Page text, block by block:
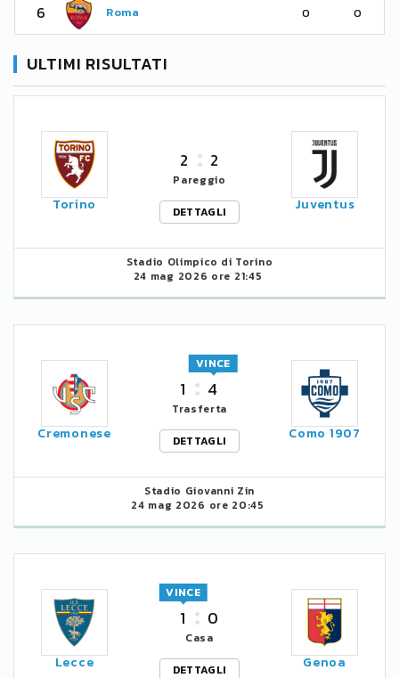
6 Roma 0 0
ULTIMI RISULTATI
Torino
2 2
Pareggio
DETTAGLI
Juventus
Stadio Olimpico di Torino
24 mag 2026 ore 21:45
Cremonese
1 4
VINCE
Trasferta
DETTAGLI
Como 1907
Stadio Giovanni Zin
24 mag 2026 ore 20:45
Lecce
1
VINCE
0
Casa
DETTAGLI
Genoa